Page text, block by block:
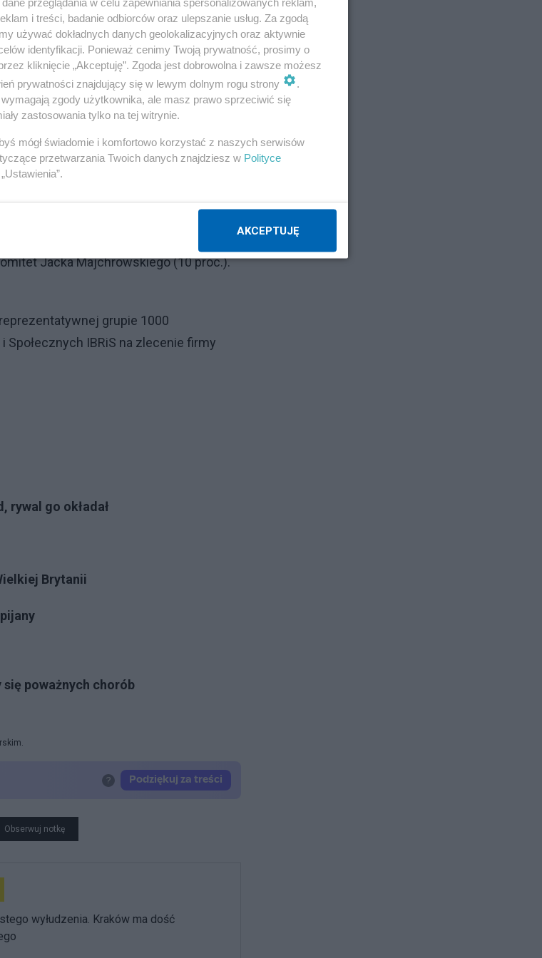
Małgorzata Wassermann - 22 proc., 9
wiem/trudno powiedzieć.
do Rady Miasta Krakowa.
plasuje się Prawo i Sprawiedliwość -
Jacka Majchrowskiego (10 proc.).
grupie 1000
IBRiS na zlecenie firmy
rywal go okładał
Brytanii
poważnych chorób
Obserwuj notkę
wyłudzenia. Kraków ma dość
i treści, badanie odbiorców oraz ulepszanie usług. Za zgodą
używać dokładnych danych geolokalizacyjnych oraz aktywnie
identyfikacji. Ponieważ cenimy Twoją prywatność, prosimy o
kliknięcie „Akceptuję”. Zgoda jest dobrowolna i zawsze możesz
prywatności znajdujący się w lewym dolnym rogu strony
.
zgody użytkownika, ale masz prawo sprzeciwić się
zastosowania tylko na tej witrynie.
mógł świadomie i komfortowo korzystać z naszych serwisów
przetwarzania Twoich danych znajdziesz w Polityce
AKCEPTUJĘ